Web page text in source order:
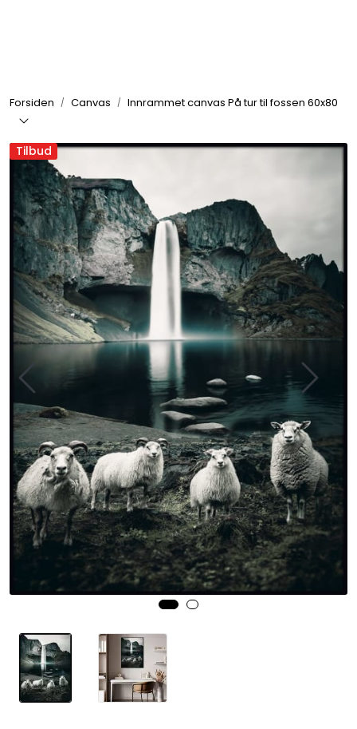
Forsiden Canvas Innrammet canvas På tur til fossen 60x80
Tilbud
Passepartout
Tilbehør til innramming
Innrammede bilder
Canvas
Glass art
Malerier
Speil
Trykk av bilder/skilt og innramming
SOMMEROUTLET